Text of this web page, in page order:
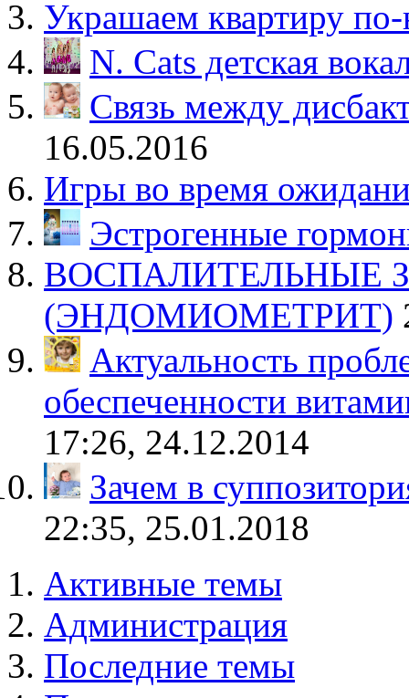
Украшаем квартиру
N. Cats детская
Связь между
16.05.2016
Игры во время
Эстрогенные
ВОСПАЛИТЕЛЬНЫЕ
(ЭНДОМИОМЕТРИТ)
Актуальность
обеспеченности
17:26, 24.12.2014
Зачем в
22:35, 25.01.2018
Активные темы
Администрация
Последние темы